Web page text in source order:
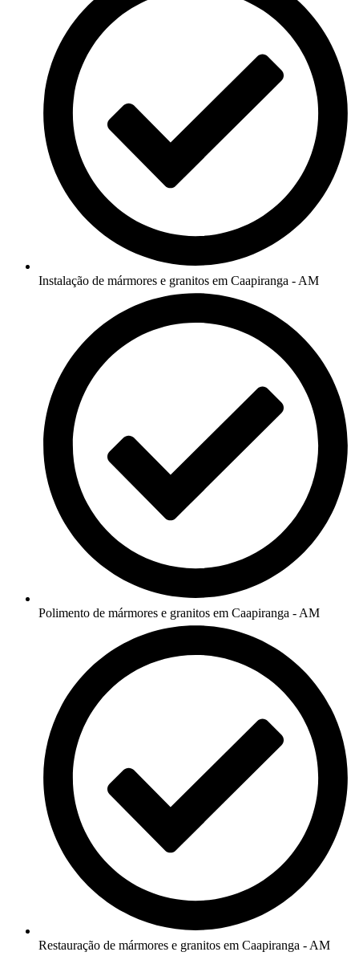
Instalação de mármores e granitos em Caapiranga - AM
Polimento de mármores e granitos em Caapiranga - AM
Restauração de mármores e granitos em Caapiranga - AM